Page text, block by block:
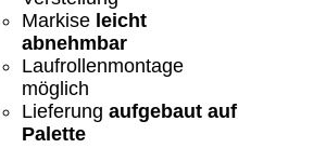
Markise leicht
abnehmbar
Laufrollenmontage
möglich
Lieferung aufgebaut auf
Palette